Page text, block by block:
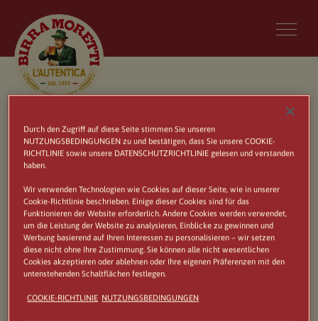
KONTAKT
Senden Sie uns eine Nachricht
Durch den Zugriff auf diese Seite stimmen Sie unseren
NUTZUNGSBEDINGUNGEN zu und bestätigen, dass Sie unsere COOKIE-
RICHTLINIE sowie unsere DATENSCHUTZRICHTLINIE gelesen und verstanden
haben.
Wir verwenden Technologien wie Cookies auf dieser Seite, wie in unserer
Cookie-Richtlinie beschrieben. Einige dieser Cookies sind für das
Funktionieren der Website erforderlich. Andere Cookies werden verwendet,
um die Leistung der Website zu analysieren, Einblicke zu gewinnen und
Werbung basierend auf Ihren Interessen zu personalisieren – wir setzen
diese nicht ohne Ihre Zustimmung. Sie können alle nicht wesentlichen
Cookies akzeptieren oder ablehnen oder Ihre eigenen Präferenzen mit den
untenstehenden Schaltflächen festlegen.
COOKIE-RICHTLINIE NUTZUNGSBEDINGUNGEN